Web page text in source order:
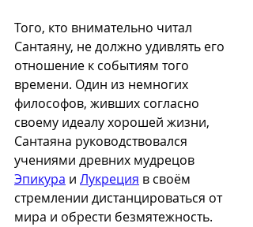
Того, кто внимательно читал
Сантаяну, не должно удивлять его
отношение к событиям того
времени. Один из немногих
философов, живших согласно
своему идеалу хорошей жизни,
Сантаяна руководствовался
учениями древних мудрецов
Эпикура и Лукреция в своём
стремлении дистанцироваться от
мира и обрести безмятежность.